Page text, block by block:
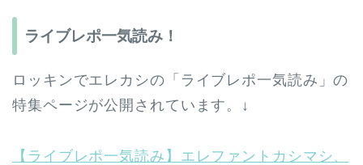
ライブレポ一気読み！
ロッキンでエレカシの「ライブレポ一気読み」の
特集ページが公開されています。↓
【ライブレポ一気読み】エレファントカシマシ、